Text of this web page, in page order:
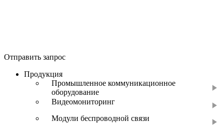
Отправить запрос
Продукция
Промышленное коммуникационное
оборудование
Видеомониторинг
Модули беспроводной связи